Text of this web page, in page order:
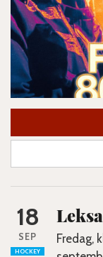
18
SEP
HOCKEY
Fredag,